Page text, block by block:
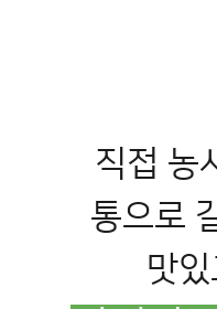
직접 농
통으로
맛